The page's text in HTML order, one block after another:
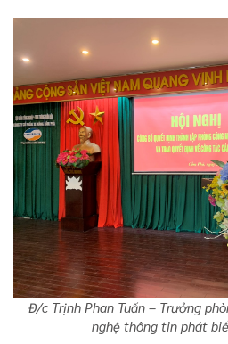
Đ/c Trịnh Phan Tuấn – Trưởng
nghệ thông tin phát